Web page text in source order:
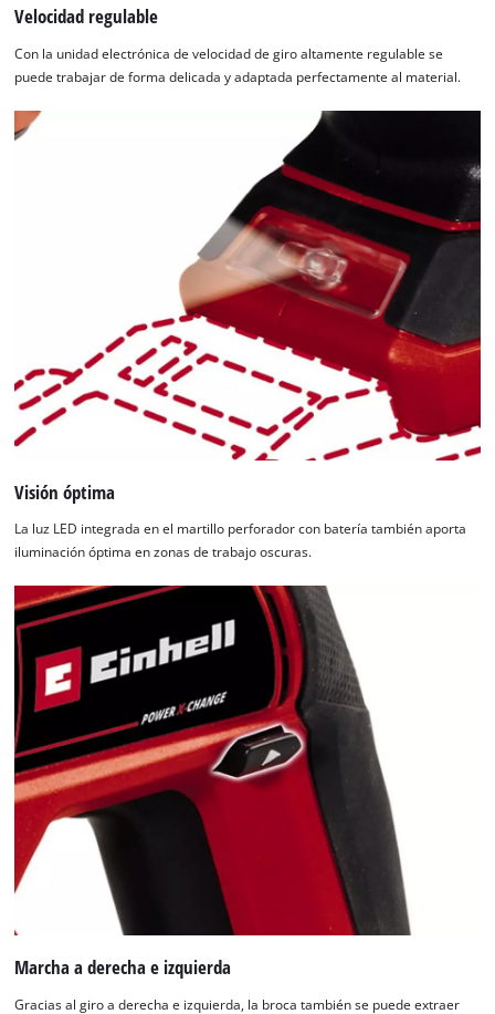
Velocidad regulable
Con la unidad electrónica de velocidad de giro altamente regulable se
puede trabajar de forma delicada y adaptada perfectamente al material.
Visión óptima
La luz LED integrada en el martillo perforador con batería también aporta
iluminación óptima en zonas de trabajo oscuras.
Marcha a derecha e izquierda
Gracias al giro a derecha e izquierda, la broca también se puede extraer